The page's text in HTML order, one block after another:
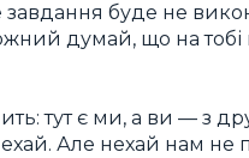
завдання буде не
думай, що на тобі
тут є ми, а ви — з
Але нехай нам